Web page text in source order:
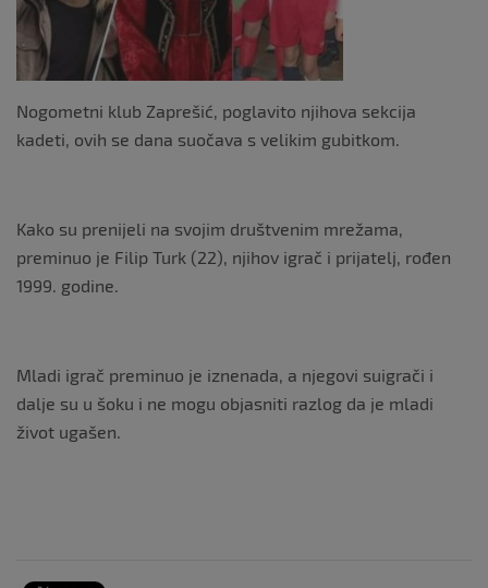
Nogometni klub Zaprešić, poglavito njihova sekcija
kadeti, ovih se dana suočava s velikim gubitkom.
Kako su prenijeli na svojim društvenim mrežama,
preminuo je Filip Turk (22), njihov igrač i prijatelj, rođen
1999. godine.
Mladi igrač preminuo je iznenada, a njegovi suigrači i
dalje su u šoku i ne mogu objasniti razlog da je mladi
život ugašen.